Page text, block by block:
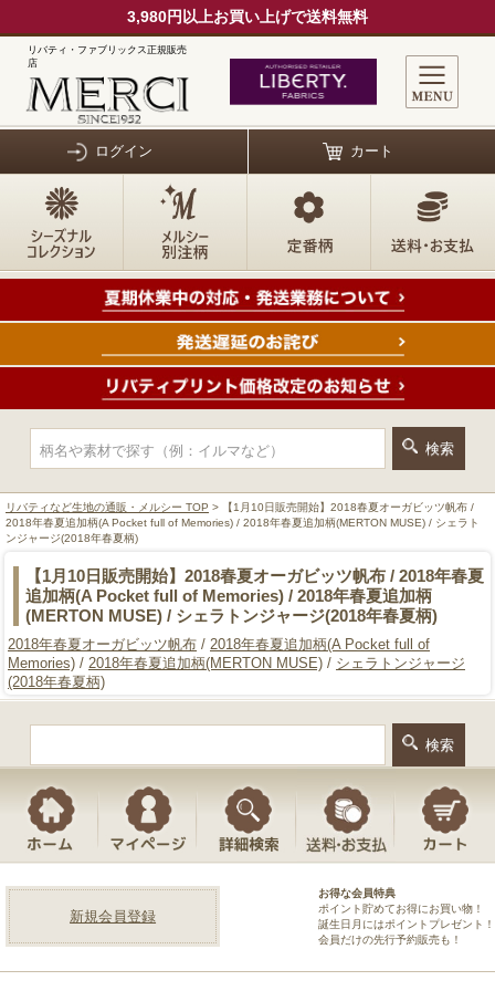
3,980円以上お買い上げで送料無料
リバティ・ファブリックス正規販売
店
ログイン カート
リバティなど生地の通販・メルシー TOP > 【1月10日販売開始】2018春夏オーガビッツ帆布 /
2018年春夏追加柄(A Pocket full of Memories) / 2018年春夏追加柄(MERTON MUSE) / シェラト
ンジャージ(2018年春夏柄)
【1月10日販売開始】2018春夏オーガビッツ帆布 / 2018年春夏
追加柄(A Pocket full of Memories) / 2018年春夏追加柄
(MERTON MUSE) / シェラトンジャージ(2018年春夏柄)
2018年春夏オーガビッツ帆布 / 2018年春夏追加柄(A Pocket full of
Memories) / 2018年春夏追加柄(MERTON MUSE) / シェラトンジャージ
(2018年春夏柄)
新規会員登録
お得な会員特典
ポイント貯めてお得にお買い物！
誕生日月にはポイントプレゼント！
会員だけの先行予約販売も！